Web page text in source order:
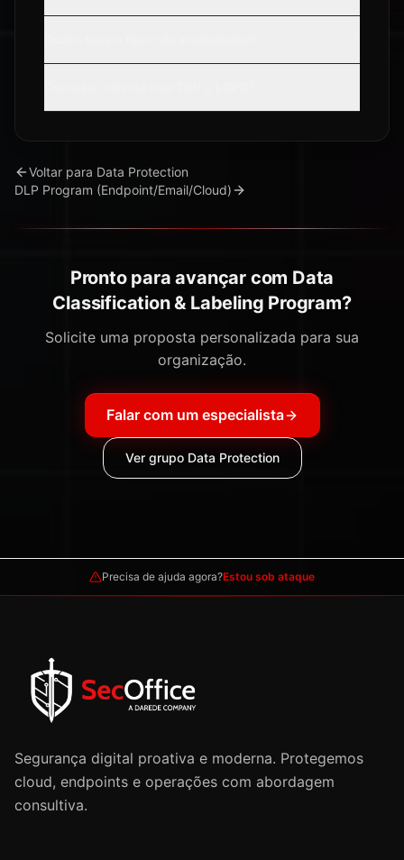
Voltar para Data Protection
DLP Program (Endpoint/Email/Cloud)
Pronto para avançar com Data
Classification & Labeling Program?
Solicite uma proposta personalizada para sua
organização.
Falar com um especialista
Ver grupo Data Protection
Precisa de ajuda agora?Estou sob ataque
Segurança digital proativa e moderna. Protegemos
cloud, endpoints e operações com abordagem
consultiva.